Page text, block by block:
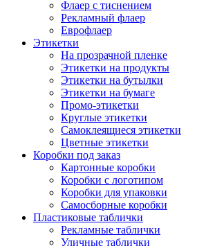
Флаер с тиснением
Рекламный флаер
Еврофлаер
Этикетки
На прозрачной пленке
Этикетки на продукты
Этикетки на бутылки
Этикетки на бумаге
Промо-этикетки
Круглые этикетки
Самоклеящиеся этикетки
Цветные этикетки
Коробки под заказ
Картонные коробки
Коробки с логотипом
Коробки для упаковки
Самосборные коробки
Пластиковые таблички
Рекламные таблички
Уличные таблички